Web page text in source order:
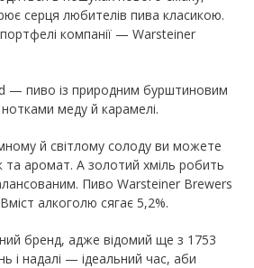
серця любителів пива класикою.
компанії — Warsteiner
— пиво із природним бурштиновим
меду й карамелі.
й світлому солоду ви можете
та аромат. А золотий хміль робить
Пиво Warsteiner Brewers
алкоголю сягає 5,2%.
бренд, адже відомий ще з 1753
і надалі — ідеальний час, аби